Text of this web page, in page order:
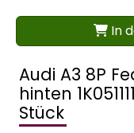
Audi A3 8P
hinten
Stück
In